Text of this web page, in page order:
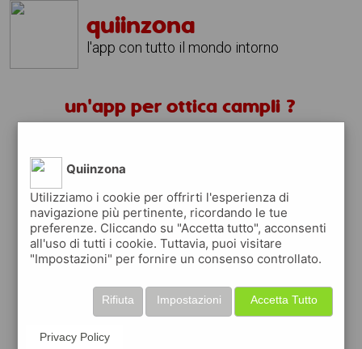
quiinzona
l'app con tutto il mondo intorno
un'app per ottica campli ?
quiinzona è una app
gratuita
che ti aiuta se cerchi 'un'app per ottica
campli ?' e che ti premia ogni volta che la
usi
raccogli punti da convertire inbuoni sconto
o gift card
per fare la spesa, fare
Quiinzona
Utilizziamo i cookie per offrirti l'esperienza di
navigazione più pertinente, ricordando le tue
preferenze. Cliccando su "Accetta tutto", acconsenti
all'uso di tutti i cookie. Tuttavia, puoi visitare
"Impostazioni" per fornire un consenso controllato.
Accetta Tutto
Impostazioni
Rifiuta
Privacy Policy